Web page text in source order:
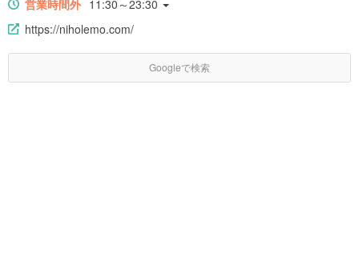
営業時間外 11:30～23:30
https://niholemo.com/
Googleで検索